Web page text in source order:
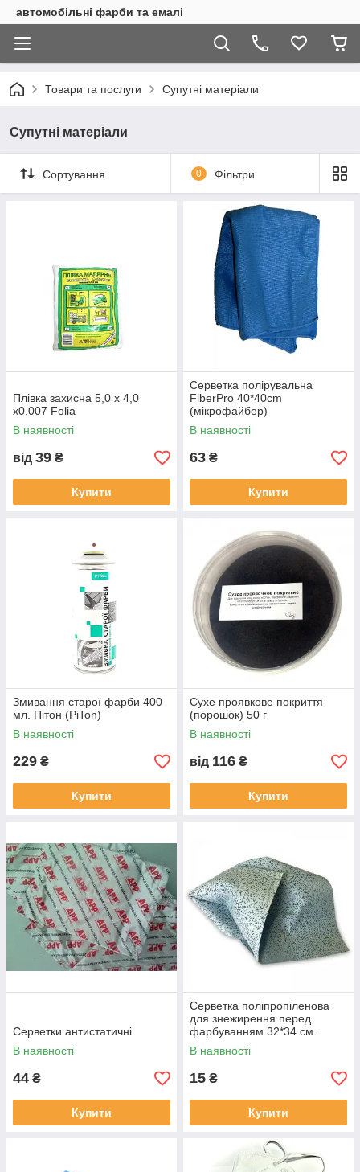
автомобільні фарби та емалі
Товари та послуги Супутні матеріали
Супутні матеріали
Сортування 0 Фільтри
Плівка захисна 5,0 х 4,0
х0,007 Folia
В наявності
від 39 ₴
Купити
Серветка полірувальна
FiberPro 40*40cm
(мікрофайбер)
В наявності
63 ₴
Купити
Змивання старої фарби 400
мл. Пітон (PiTon)
В наявності
229 ₴
Купити
Сухе проявкове покриття
(порошок) 50 г
В наявності
від 116 ₴
Купити
Серветки антистатичні
В наявності
44 ₴
Купити
Серветка поліпропіленова
для знежирення перед
фарбуванням 32*34 см.
В наявності
15 ₴
Купити